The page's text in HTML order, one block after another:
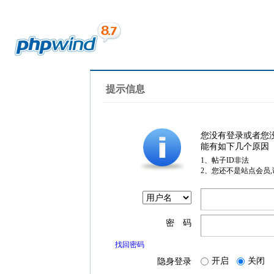
提示信息
您没有登录或者您
能有如下几个原因
1、帖子ID非法
2、您还不是站点会员
密 码
找回密码
隐身登录 开启 关闭